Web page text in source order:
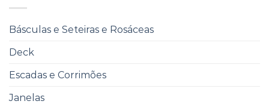
Básculas e Seteiras e Rosáceas
Deck
Escadas e Corrimões
Janelas